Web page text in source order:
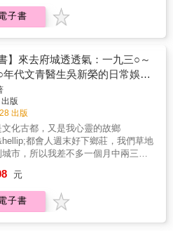
故事的蔡蕙頻，整理了她最想述說
於日治台灣的大小事，想要用這30個
還有還有，那些發生在台灣的小小
在史料邊角裡，見證台灣人曾經的生
變的不只是外表，還有隨之而來的
念的變化，
在一般台灣人的生活中呢？ ◎在台
法裡，西醫和漢醫是怎麼一起照顧自
前的台灣人竟然
事。 ◎每個發生在身邊習以
活瑣事，背後都有值得說說的小故
角度來看一看。 ◎以故事提煉歷
味，如果歷史課本曾經讓你覺得無
，那麼來看看這些故事，或許會是認
子書
】來去府城透透氣：一九三○～
年代文青醫生吳新榮的日常娛樂
出版
出版
文化古都，又是我心靈的故鄉
都會人週末好下鄉莊，我們草地
城市，所以我差不多一個月中兩三次
第一項為逛街，第二項為看電
為吃點心，第四項為找朋友，第五
摩。這五項節目如果缺少一項而回
元
子書